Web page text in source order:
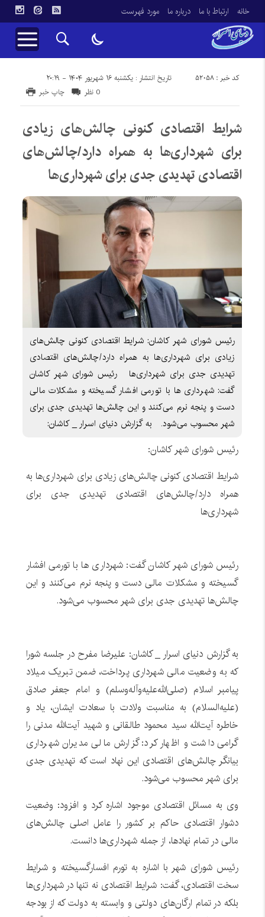
خانه ارتباط با ما درباره ما مورد فهرست
تاریخ انتشار : یکشنبه ۱۶ شهریور ۱۴۰۴ - ۲۰:۱۹ کد خبر : 52058
چاپ خبر 0 نظر
شرایط اقتصادی کنونی چالش‌های زیادی
برای شهرداری‌ها به همراه دارد/چالش‌های
اقتصادی تهدیدی جدی برای شهرداری‌ها
رئیس شورای شهر کاشان: شرایط اقتصادی کنونی چالش‌های
زیادی برای شهرداری‌ها به همراه دارد/چالش‌های اقتصادی
تهدیدی جدی برای شهرداری‌ها رئیس شورای شهر کاشان
گفت: شهرداری ها با تورمی افشار گسیخته و مشکلات مالی
دست و پنجه نرم می‌کنند و این چالش‌ها تهدیدی جدی برای
شهر محسوب می‌شود. به گزارش دنیای اسرار _ کاشان:
رئیس شورای شهر کاشان:
شرایط اقتصادی کنونی چالش‌های زیادی برای شهرداری‌ها به
همراه دارد/چالش‌های اقتصادی تهدیدی جدی برای
شهرداری‌ها
رئیس شورای شهر کاشان گفت: شهرداری ها با تورمی افشار
گسیخته و مشکلات مالی دست و پنجه نرم می‌کنند و این
چالش‌ها تهدیدی جدی برای شهر محسوب می‌شود.
به گزارش دنیای اسرار _ کاشان: علیرضا مفرح در جلسه شورا
که به وضعیت مالی شهرداری پرداخت، ضمن تبریک میلاد
پیامبر اسلام (صلى‌الله‌عليه‌وآله‌وسلم) و امام جعفر صادق
(علیه‌السلام) به مناسبت ولادت با سعادت ایشان، یاد و
خاطره آیت‌الله سید محمود طالقانی و شهید آیت‌الله مدنی را
گرامی داشت و اظهار کرد: گزارش مالی مدیران شهرداری
بیانگر چالش‌های اقتصادی این نهاد است که تهدیدی جدی
برای شهر محسوب می‌شود.
وی به مسائل اقتصادی موجود اشاره کرد و افزود: وضعیت
دشوار اقتصادی حاکم بر کشور را عامل اصلی چالش‌های
مالی در تمام نهادها، از جمله شهرداری‌ها دانست.
رئیس شورای شهر با اشاره به تورم افسارگسیخته و شرایط
سخت اقتصادی، گفت: شرایط اقتصادی نه تنها در شهرداری‌ها
بلکه در تمام ارگان‌های دولتی و وابسته به دولت که از بودجه